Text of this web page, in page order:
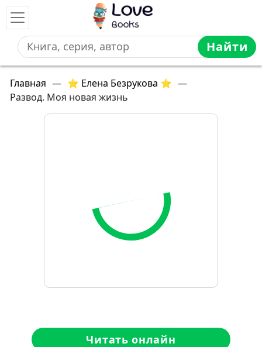
Найти
Главная — ⭐ Елена Безрукова ⭐ —
Развод. Моя новая жизнь
Читать онлайн